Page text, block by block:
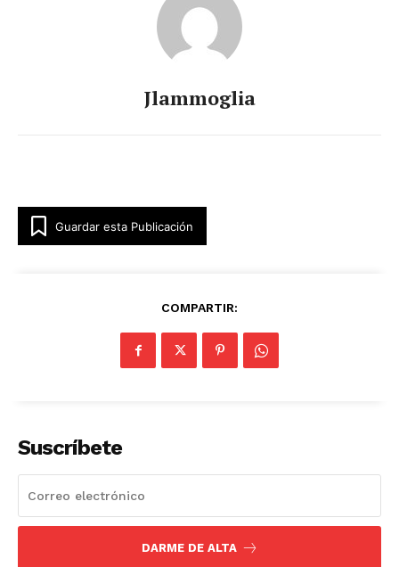
Jlammoglia
Guardar esta Publicación
COMPARTIR:
Suscríbete
DARME DE ALTA